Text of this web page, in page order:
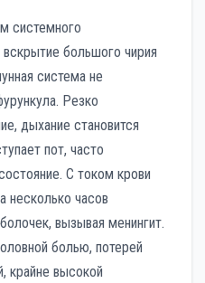
системного
вскрытие большого чирия
система не
Резко
дыхание становится
пот, часто
С током крови
несколько часов
вызывая менингит.
болью, потерей
крайне высокой